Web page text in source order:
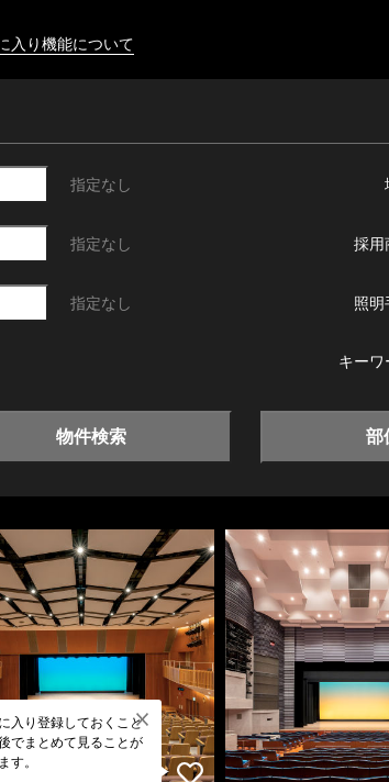
入り機能について
指定なし
指定なし 採用
指定なし 照明
キーワ
物件検索 部
入り登録しておくこと
でまとめて見ることが
す。